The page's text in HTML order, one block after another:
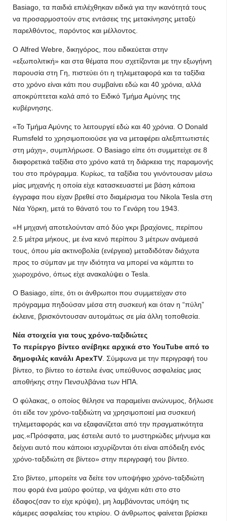
Basiago, τα παιδιά επιλέχθηκαν ειδικά για την ικανότητά τους
να προσαρμοστούν στις εντάσεις της μετακίνησης μεταξύ
παρελθόντος, παρόντος και μέλλοντος.
Ο Alfred Webre, δικηγόρος, που ειδικεύεται στην
«εξωπολιτική» και στα θέματα που σχετίζονται με την εξωγήινη
παρουσία στη Γη, πιστεύει ότι η τηλεμεταφορά και τα ταξίδια
στο χρόνο είναι κάτι που συμβαίνει εδώ και 40 χρόνια, αλλά
αποκρύπτεται καλά από το Ειδικό Τμήμα Αμύνης της
κυβέρνησης.
«Το Τμήμα Αμύνης το λειτουργεί εδώ και 40 χρόνια. Ο Donald
Rumsfeld το χρησιμοποιούσε για να μεταφέρει αλεξιπτωτιστές
στη μάχη», συμπλήρωσε. Ο Basiago είπε ότι συμμετείχε σε 8
διαφορετικά ταξίδια στο χρόνο κατά τη διάρκεια της παραμονής
του στο πρόγραμμα. Κυρίως, τα ταξίδια του γινόντουσαν μέσω
μίας μηχανής η οποία είχε κατασκευαστεί με βάση κάποια
έγγραφα που είχαν βρεθεί στο διαμέρισμα του Nikola Tesla στη
Νέα Υόρκη, μετά το θάνατό του το Γενάρη του 1943.
«Η μηχανή αποτελούνταν από δύο γκρι βραχίονες, περίπου
2.5 μέτρα μήκους, με ένα κενό περίπου 3 μέτρων ανάμεσά
τους, όπου μία ακτινοβολία (ενέργεια) μεταδιδόταν διάχυτα
προς το σύμπαν με την ιδιότητα να μπορεί να κάμπτει το
χωροχρόνο, όπως είχε ανακαλύψει ο Tesla.
Ο Basiago, είπε, ότι οι άνθρωποι που συμμετείχαν στο
πρόγραμμα πηδούσαν μέσα στη συσκευή και όταν η “πύλη”
έκλεινε, βρισκόντουσαν αυτομάτως σε μία άλλη τοποθεσία.
Νέα στοιχεία για τους χρόνο-ταξιδιώτες
Το περίεργο βίντεο ανέβηκε αρχικά στο YouTube από το
δημοφιλές κανάλι ApexTV . Σύμφωνα με την περιγραφή του
βίντεο, το βίντεο το έστειλε ένας υπεύθυνος ασφαλείας μιας
αποθήκης στην Πενσυλβάνια των ΗΠΑ.
Ο φύλακας, ο οποίος θέλησε να παραμείνει ανώνυμος, δήλωσε
ότι είδε τον χρόνο-ταξιδιώτη να χρησιμοποιεί μια συσκευή
τηλεμεταφοράς και να εξαφανίζεται από την πραγματικότητα
μας.«Πρόσφατα, μας έστειλε αυτό το μυστηριώδες μήνυμα και
δείχνει αυτό που κάποιοι ισχυρίζονται ότι είναι απόδειξη ενός
χρόνο-ταξιδιώτη σε βίντεο» στην περιγραφή του βίντεο.
Στο βίντεο, μπορείτε να δείτε τον υποψήφιο χρόνο-ταξιδιώτη
που φορά ένα μαύρο φούτερ, να ψάχνει κάτι στο στο
έδαφος(σαν το είχε κρύψει), μη λαμβάνοντας υπόψη τις
κάμερες ασφαλείας του κτιρίου. Ο άνθρωπος φαίνεται βρίσκει